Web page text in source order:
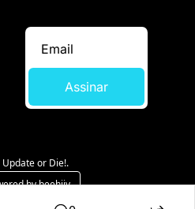
Assinar
or Die!.
by beehiiv